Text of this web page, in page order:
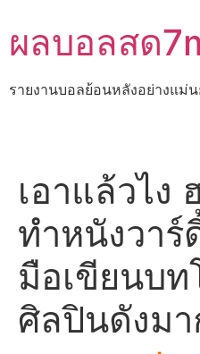
to
content
ผลบอลสด
รายงานบอลย้อนหลังอย่างแม่น
เอาแล้วไง
ทำหนังวาร์
มือเขียนบท
ศิลปินดังมา